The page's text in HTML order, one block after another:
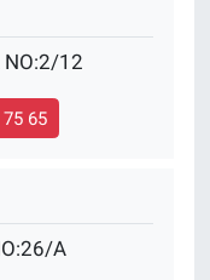
NO:2/12
65
A